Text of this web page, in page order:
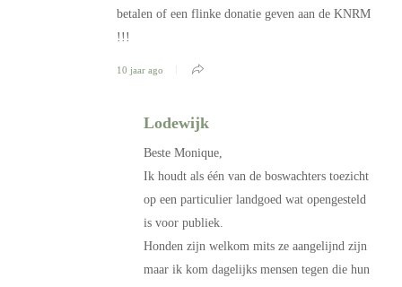
betalen of een flinke donatie geven aan de KNRM
!!!
10 jaar ago
Lodewijk
Beste Monique,
Ik houdt als één van de boswachters toezicht
op een particulier landgoed wat opengesteld
is voor publiek.
Honden zijn welkom mits ze aangelijnd zijn
maar ik kom dagelijks mensen tegen die hun